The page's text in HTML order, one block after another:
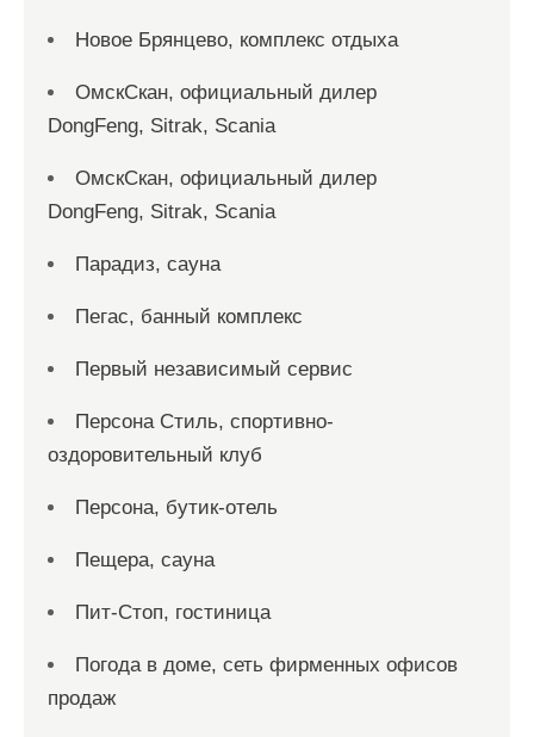
Новое Брянцево, комплекс отдыха
ОмскСкан, официальный дилер
DongFeng, Sitrak, Scania
ОмскСкан, официальный дилер
DongFeng, Sitrak, Scania
Парадиз, сауна
Пегас, банный комплекс
Первый независимый сервис
Персона Стиль, спортивно-
оздоровительный клуб
Персона, бутик-отель
Пещера, сауна
Пит-Стоп, гостиница
Погода в доме, сеть фирменных офисов
продаж